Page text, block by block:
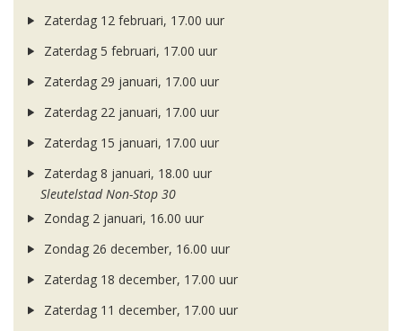
Zaterdag 12 februari, 17.00 uur
Zaterdag 5 februari, 17.00 uur
Zaterdag 29 januari, 17.00 uur
Zaterdag 22 januari, 17.00 uur
Zaterdag 15 januari, 17.00 uur
Zaterdag 8 januari, 18.00 uur
Sleutelstad Non-Stop 30
Zondag 2 januari, 16.00 uur
Zondag 26 december, 16.00 uur
Zaterdag 18 december, 17.00 uur
Zaterdag 11 december, 17.00 uur